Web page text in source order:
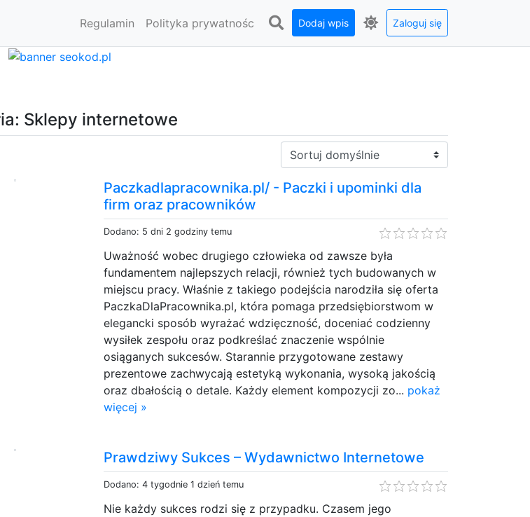
Regulamin Polityka prywatnośc Dodaj wpis Zaloguj się
Sklepy internetowe
Sortuj:
Paczkadlapracownika.pl/ - Paczki i upominki dla
firm oraz pracowników
Dodano: 5 dni 2 godziny temu
Uważność wobec drugiego człowieka od zawsze była
fundamentem najlepszych relacji, również tych budowanych w
miejscu pracy. Właśnie z takiego podejścia narodziła się oferta
PaczkaDlaPracownika.pl, która pomaga przedsiębiorstwom w
elegancki sposób wyrażać wdzięczność, doceniać codzienny
wysiłek zespołu oraz podkreślać znaczenie wspólnie
osiąganych sukcesów. Starannie przygotowane zestawy
prezentowe zachwycają estetyką wykonania, wysoką jakością
oraz dbałością o detale. Każdy element kompozycji zo... pokaż
więcej »
Prawdziwy Sukces – Wydawnictwo Internetowe
Dodano: 4 tygodnie 1 dzień temu
Nie każdy sukces rodzi się z przypadku. Czasem jego